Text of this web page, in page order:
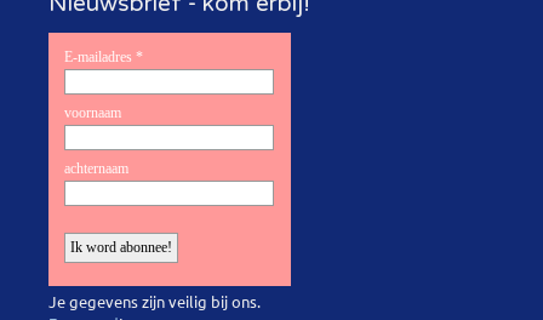
Je gegevens zijn veilig bij ons.